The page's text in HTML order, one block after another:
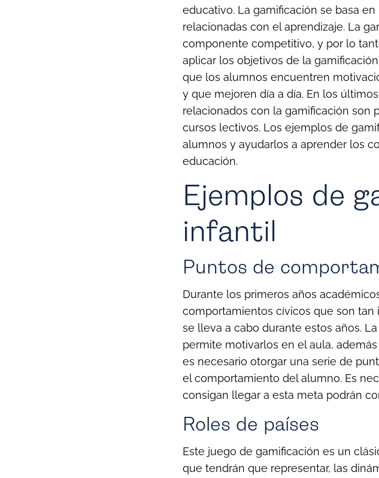
educativo. La gamificación se basa
relacionadas con el aprendizaje. La
componente competitivo, y por lo
aplicar los objetivos de la
que los alumnos encuentren
y que mejoren día a día. En los
relacionados con la gamificación son
cursos lectivos. Los ejemplos de
alumnos y ayudarlos a aprender los
educación.
Ejemplos de
infantil
Puntos de
Durante los primeros años
comportamientos cívicos que son
se lleva a cabo durante estos años.
permite motivarlos en el aula,
es necesario otorgar una serie de
el comportamiento del alumno. Es
consigan llegar a esta meta podrán
Roles de países
Este juego de gamificación es un
que tendrán que representar, las